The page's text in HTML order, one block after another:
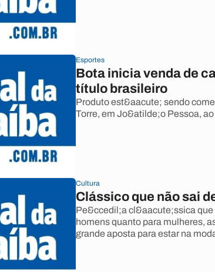
Esportes
Bota inicia venda de
título brasileiro
Produto est&aacute; sendo
Torre, em Jo&atilde;o Pessoa,
Cultura
Clássico que não sai
Pe&ccedil;a cl&aacute;ssica
homens quanto para mulheres,
grande aposta para estar na